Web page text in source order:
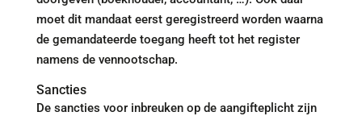
moet dit mandaat eerst geregistreerd worden waarna
de gemandateerde toegang heeft tot het register
namens de vennootschap.
Sancties
De sancties voor inbreuken op de aangifteplicht zijn